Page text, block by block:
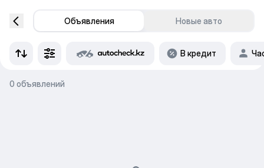
Объявления Новые авто
В кредит
0 объявлений